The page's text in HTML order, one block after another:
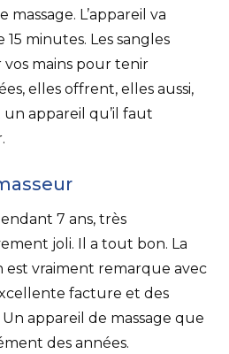
L’appareil va
minutes. Les sangles
mains pour tenir
elles offrent, elles aussi,
un appareil qu’il faut
7 ans, très
joli. Il a tout bon. La
est vraiment remarque avec
facture et des
appareil de massage que
des années.